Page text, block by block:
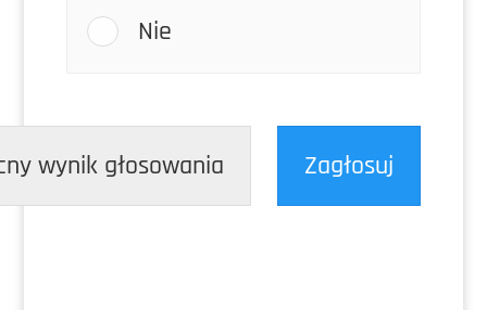
Nie
wynik głosowania Zagłosuj